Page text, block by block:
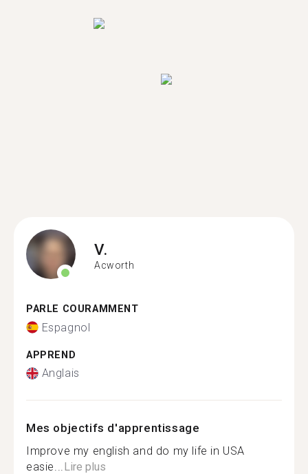
V.
Acworth
PARLE COURAMMENT
Espagnol
APPREND
Anglais
Mes objectifs d'apprentissage
Improve my english and do my life in USA
easie...Lire plus